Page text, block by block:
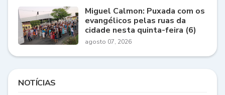
Miguel Calmon: Puxada com os
evangélicos pelas ruas da
cidade nesta quinta-feira (6)
agosto 07, 2026
NOTÍCIAS